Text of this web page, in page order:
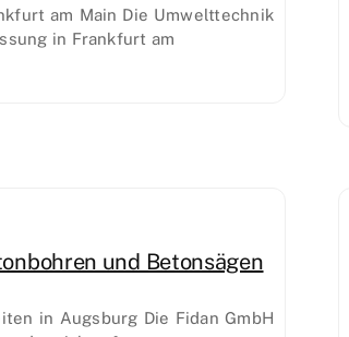
am Main Die Umwelttechnik
in Frankfurt am
und Betonsägen
in Augsburg Die Fidan GmbH